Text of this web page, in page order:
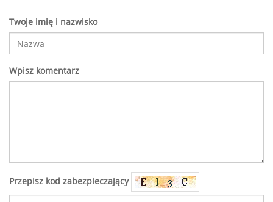
Twoje imię i nazwisko
Wpisz komentarz
Przepisz kod zabezpieczający